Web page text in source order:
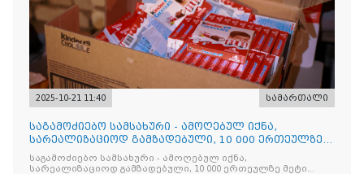
2025-10-21 11:40 სამართალი
საგამოძიებო სამსახური - ამოღებულ იქნა,
სარეალიზაციოდ გამზადებული, 10 000 ერთეულზე
მეტი „Jacobs Monar
საგამოძიებო სამსახური - ამოღებულ იქნა,
სარეალიზაციოდ გამზადებული, 10 000 ერთეულზე მეტი